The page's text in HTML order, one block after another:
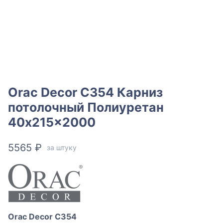
Orac Decor C354 Карниз
потолочный Полиуретан
40x215x2000
5565 ₽ за штуку
Orac Decor C354